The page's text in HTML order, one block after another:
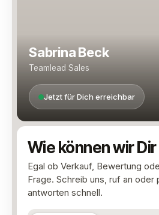
Sabrina Beck
Teamlead Sales
Jetzt für Dich erreichbar
Wie können wir
Egal ob Verkauf, Bewertung
Frage. Schreib uns, ruf an oder
antworten schnell.